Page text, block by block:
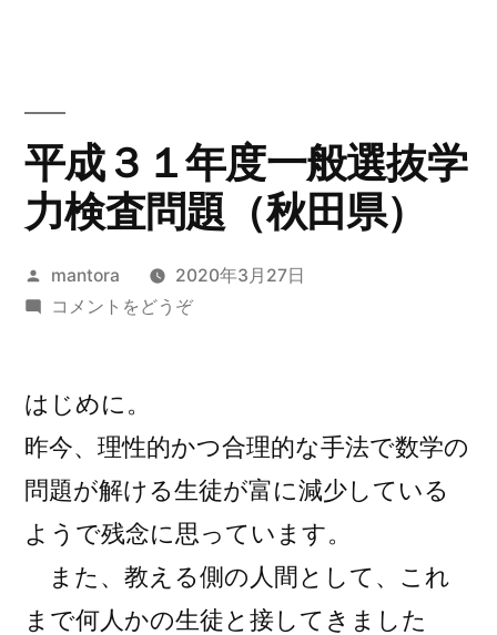
平成３１年度一般選抜学
力検査問題（秋田県）
投
稿
mantora
2020年3月27日
コメントをどうぞ(平
度
一
般
抜
学
はじめに。
昨今、理性的かつ合理的な手法で数学の
問題が解ける生徒が富に減少している
ようで残念に思っています。
また、教える側の人間として、これ
まで何人かの生徒と接してきました